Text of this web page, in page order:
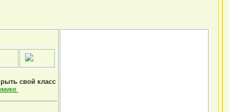
свой класс